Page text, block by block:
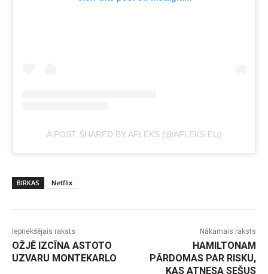
A POST SHARED BY AFLEKS (@AFLEKS.EU)
BIRKAS Netflix
Iepriekšējais raksts
OŽJĒ IZCĪNA ASTOTO
UZVARU MONTEKARLO
Nākamais raksts
HAMILTONAM
PĀRDOMAS PAR RISKU,
KAS ATNESA SEŠUS